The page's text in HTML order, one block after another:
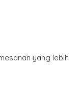
yang lebih